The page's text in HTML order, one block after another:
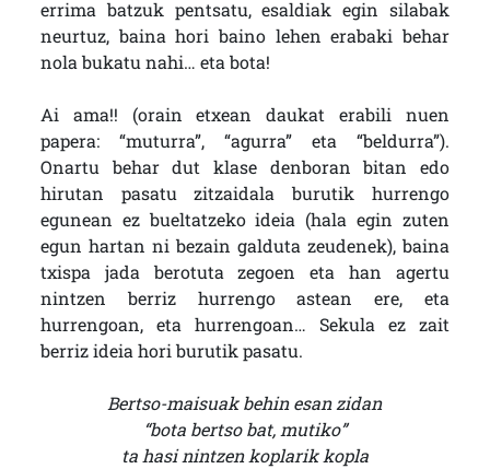
errima batzuk pentsatu, esaldiak egin silabak
neurtuz, baina hori baino lehen erabaki behar
nola bukatu nahi… eta bota!
Ai ama!! (orain etxean daukat erabili nuen
papera: “muturra”, “agurra” eta “beldurra”).
Onartu behar dut klase denboran bitan edo
hirutan pasatu zitzaidala burutik hurrengo
egunean ez bueltatzeko ideia (hala egin zuten
egun hartan ni bezain galduta zeudenek), baina
txispa jada berotuta zegoen eta han agertu
nintzen berriz hurrengo astean ere, eta
hurrengoan, eta hurrengoan… Sekula ez zait
berriz ideia hori burutik pasatu.
Bertso-maisuak behin esan zidan
“bota bertso bat, mutiko”
ta hasi nintzen koplarik kopla